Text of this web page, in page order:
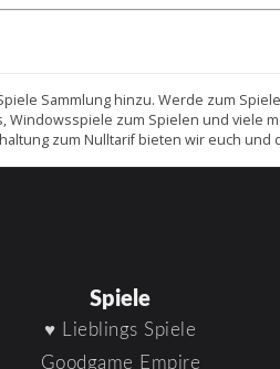
Sammlung hinzu. Werde zum
zum Spielen und viele
zum Nulltarif bieten wir euch und
Spiele
♥ Lieblings Spiele
Goodgame Empire